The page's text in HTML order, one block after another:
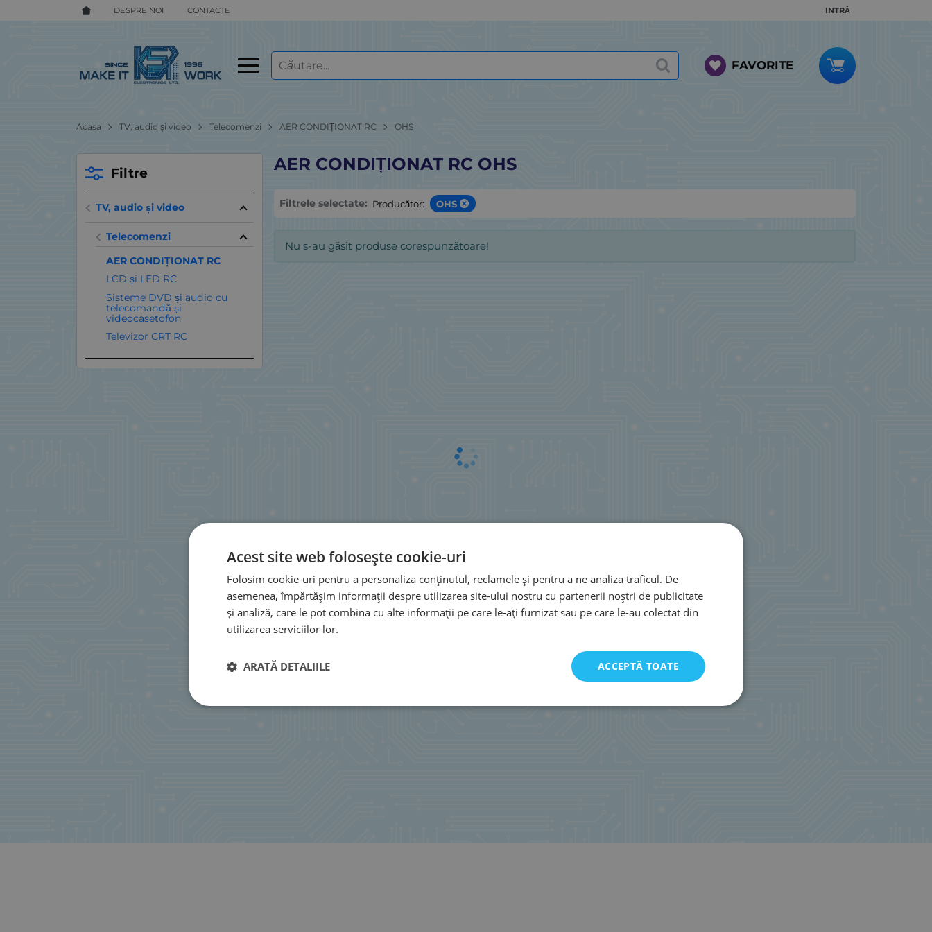
DESPRE NOI CONTACTE INTRĂ
FAVORITE
Acasa TV, audio și video Telecomenzi AER CONDIȚIONAT RC OHS
AER CONDIȚIONAT RC OHS
Filtrele selectate: Producător: OHS
Nu s-au găsit produse corespunzătoare!
Filtre
TV, audio și video
Telecomenzi
AER CONDIȚIONAT RC
LCD și LED RC
Sisteme DVD și audio cu
telecomandă și
videocasetofon
Televizor CRT RC
Acest site web folosește cookie-uri
Folosim cookie-uri pentru a personaliza conținutul, reclamele și pentru a ne analiza traficul. De
asemenea, împărtășim informații despre utilizarea site-ului nostru cu partenerii noștri de publicitate
și analiză, care le pot combina cu alte informații pe care le-ați furnizat sau pe care le-au colectat din
utilizarea serviciilor lor.
ACCEPTĂ TOATE
ARATĂ DETALIILE